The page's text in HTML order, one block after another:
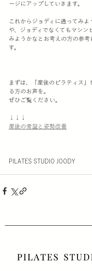
ージにアップしていきます。
これからジョディに通ってみ
や、ジョディでなくてもマシン
みようかなとお考えの方の参
す。
まずは、「産後のピラティス」
る方のお声を。
ぜひご覧ください。
↓↓↓
産後の骨盤と姿勢改善
PILATES STUDIO JOODY